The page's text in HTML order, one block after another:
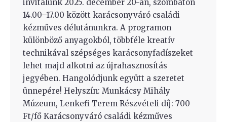
invitálunk 2025. december 20-án, szombaton
14.00–17.00 között karácsonyváró családi
kézműves délutánunkra. A programon
különböző anyagokból, többféle kreatív
technikával szépséges karácsonyfadíszeket
lehet majd alkotni az újrahasznosítás
jegyében. Hangolódjunk együtt a szeretet
ünnepére! Helyszín: Munkácsy Mihály
Múzeum, Lenkefi Terem Részvételi díj: 700
Ft/fő Karácsonyváró családi kézműves